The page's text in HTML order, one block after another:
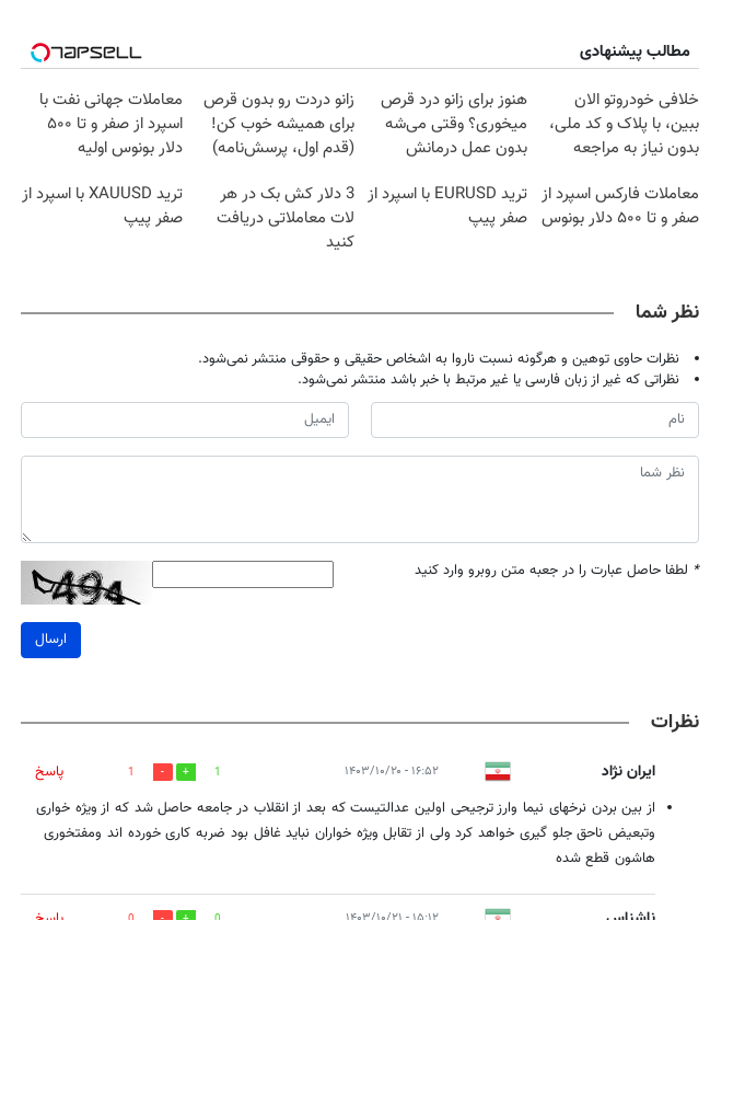
مطالب پیشنهادی
خلافی خودروتو الان
ببین، با پلاک و کد ملی،
بدون نیاز به مراجعه
هنوز برای زانو درد قرص
میخوری؟ وقتی می‌شه
بدون عمل درمانش
زانو دردت رو بدون قرص
برای همیشه خوب کن!
(قدم اول، پرسش‌نامه)
معاملات جهانی نفت با
اسپرد از صفر و تا ۵۰۰
دلار بونوس اولیه
معاملات فارکس اسپرد از
صفر و تا ۵۰۰ دلار بونوس
ترید EURUSD با اسپرد از
صفر پیپ
3 دلار کش بک در هر
لات معاملاتی دریافت
کنید
ترید XAUUSD با اسپرد از
صفر پیپ
نظر شما
نظرات حاوی توهین و هرگونه نسبت ناروا به اشخاص حقیقی و حقوقی منتشر نمی‌شود.
نظراتی که غیر از زبان فارسی یا غیر مرتبط با خبر باشد منتشر نمی‌شود.
* لطفا حاصل عبارت را در جعبه متن روبرو وارد کنید
ارسال
نظرات
ایران نژاد ۱۶:۵۲ - ۱۴۰۳/۱۰/۲۰ 1
1
پاسخ
از بین بردن نرخهای نیما وارز ترجیحی اولین عدالتیست که بعد از انقلاب در جامعه حاصل شد که از ویژه خواری
وتبعیض ناحق جلو گیری خواهد کرد ولی از تقابل ویژه خواران نباید غافل بود ضربه کاری خورده اند ومفتخوری
هاشون قطع شده
ناشناس ۱۵:۱۲ - ۱۴۰۳/۱۰/۲۱ 0
0
پاسخ